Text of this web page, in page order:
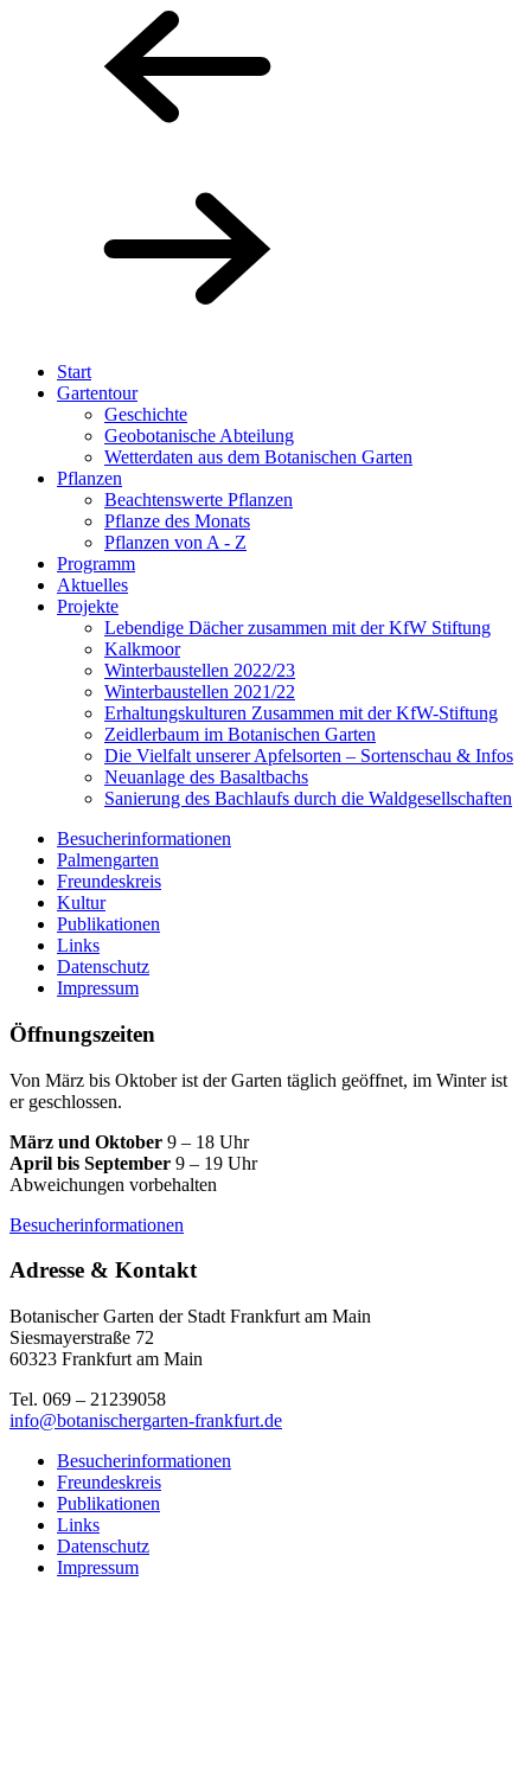
Start
Gartentour
Geschichte
Geobotanische Abteilung
Wetterdaten aus dem Botanischen Garten
Pflanzen
Beachtenswerte Pflanzen
Pflanze des Monats
Pflanzen von A - Z
Programm
Aktuelles
Projekte
Lebendige Dächer zusammen mit der KfW Stiftung
Kalkmoor
Winterbaustellen 2022/23
Winterbaustellen 2021/22
Erhaltungskulturen Zusammen mit der KfW-Stiftung
Zeidlerbaum im Botanischen Garten
Die Vielfalt unserer Apfelsorten – Sortenschau & Infos
Neuanlage des Basaltbachs
Sanierung des Bachlaufs durch die Waldgesellschaften
Besucherinformationen
Palmengarten
Freundeskreis
Kultur
Publikationen
Links
Datenschutz
Impressum
Öffnungszeiten
Von März bis Oktober ist der Garten täglich geöffnet, im Winter ist
er geschlossen.
März und Oktober 9 – 18 Uhr
April bis September 9 – 19 Uhr
Abweichungen vorbehalten
Besucherinformationen
Adresse & Kontakt
Botanischer Garten der Stadt Frankfurt am Main
Siesmayerstraße 72
60323 Frankfurt am Main
Tel. 069 – 21239058
info@botanischergarten-frankfurt.de
Besucherinformationen
Freundeskreis
Publikationen
Links
Datenschutz
Impressum